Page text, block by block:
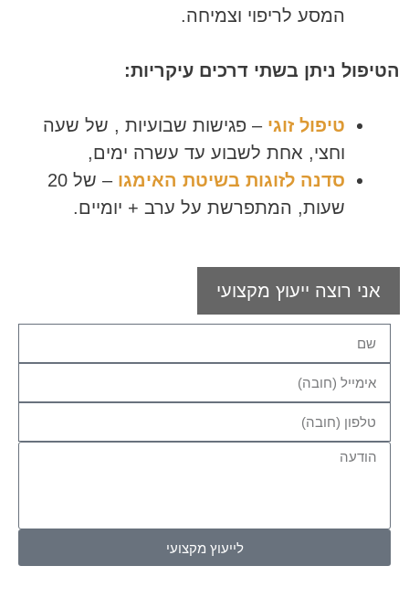
המסע לריפוי וצמיחה.
הטיפול ניתן בשתי דרכים עיקריות:
טיפול זוגי – פגישות שבועיות , של שעה
וחצי, אחת לשבוע עד עשרה ימים,
סדנה לזוגות בשיטת האימגו
– של 20
שעות, המתפרשת על ערב + יומיים.
אני רוצה ייעוץ מקצועי
לייעוץ מקצועי